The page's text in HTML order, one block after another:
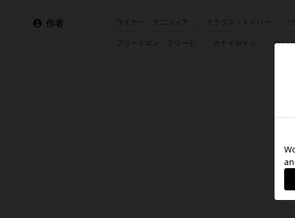
作者 ライナー・クニツィア クラウス・トイバー
フリードマン・フリーゼ カナイセイジ クレ